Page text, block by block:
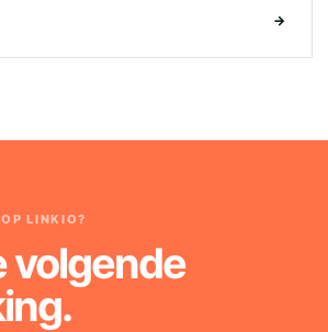
→
LINKIO?
volgende